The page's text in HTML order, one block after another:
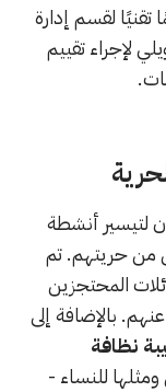
تقنيًا لقسم إدارة
لإجراء تقييم
لتيسير أنشطة
من حريتهم. تم
المحتجزين
بالإضافة إلى
نظافة
ومثلها للنساء -